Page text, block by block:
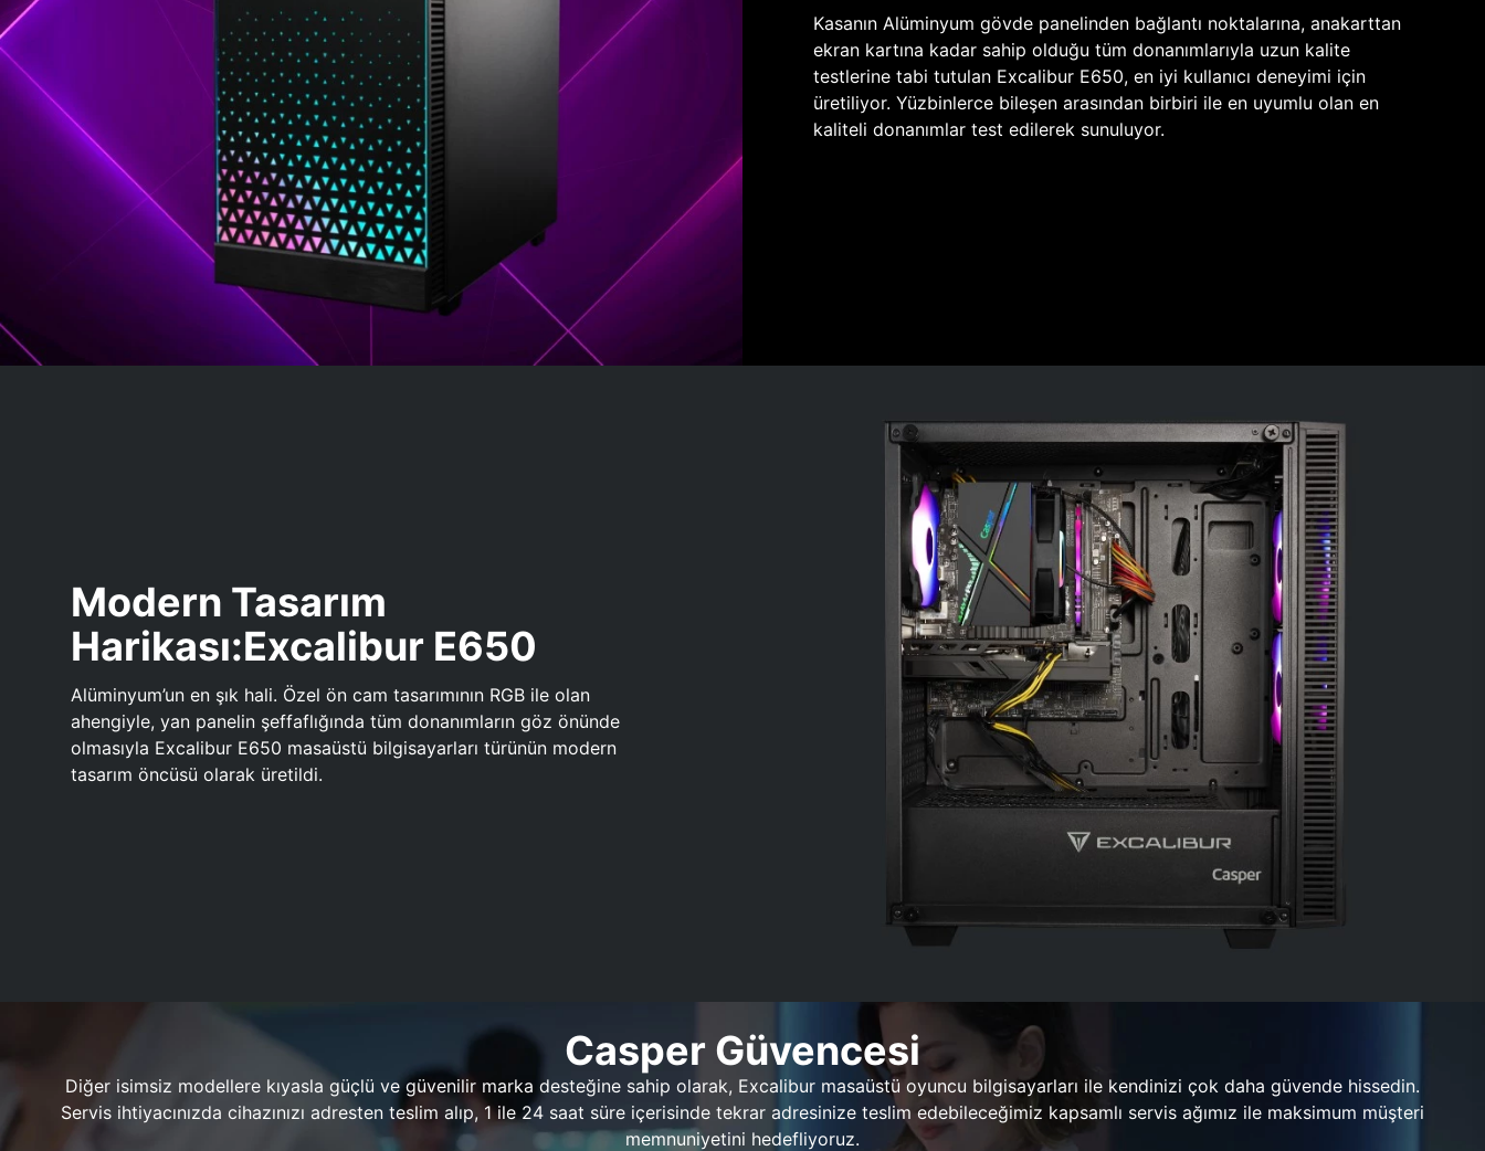
Kasanın Alüminyum gövde panelinden bağlantı noktalarına, anakarttan
ekran kartına kadar sahip olduğu tüm donanımlarıyla uzun kalite
testlerine tabi tutulan Excalibur E650, en iyi kullanıcı deneyimi için
üretiliyor. Yüzbinlerce bileşen arasından birbiri ile en uyumlu olan en
kaliteli donanımlar test edilerek sunuluyor.
Modern Tasarım
Harikası:Excalibur E650
Alüminyum’un en şık hali. Özel ön cam tasarımının RGB ile olan
ahengiyle, yan panelin şeffaflığında tüm donanımların göz önünde
olmasıyla Excalibur E650 masaüstü bilgisayarları türünün modern
tasarım öncüsü olarak üretildi.
Casper Güvencesi
Diğer isimsiz modellere kıyasla güçlü ve güvenilir marka desteğine sahip olarak, Excalibur masaüstü oyuncu bilgisayarları ile kendinizi çok daha güvende hissedin.
Servis ihtiyacınızda cihazınızı adresten teslim alıp, 1 ile 24 saat süre içerisinde tekrar adresinize teslim edebileceğimiz kapsamlı servis ağımız ile maksimum müşteri
memnuniyetini hedefliyoruz.